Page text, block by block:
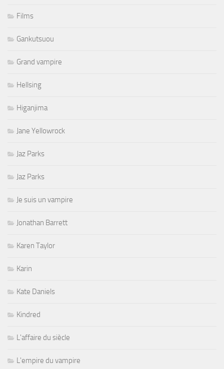
Films
Gankutsuou
Grand vampire
Hellsing
Higanjima
Jane Yellowrock
Jaz Parks
Jaz Parks
Je suis un vampire
Jonathan Barrett
Karen Taylor
Karin
Kate Daniels
Kindred
L'affaire du siècle
L'empire du vampire